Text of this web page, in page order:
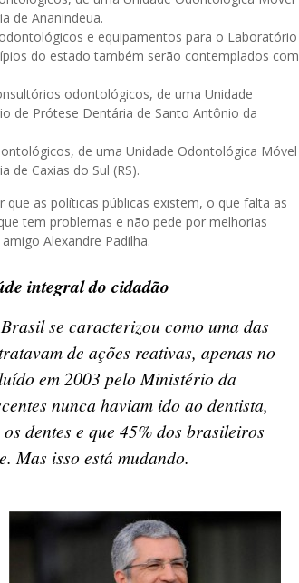
de Ananindeua.
e equipamentos para o Laboratório
do estado também serão contemplados com
odontológicos, de uma Unidade
de Prótese Dentária de Santo Antônio da
de uma Unidade Odontológica Móvel
Caxias do Sul (RS).
as políticas públicas existem, o que falta as
tem problemas e não pede por melhorias
Alexandre Padilha.
integral do cidadão
se caracterizou como uma das
de ações reativas, apenas no
em 2003 pelo Ministério da
nunca haviam ido ao dentista,
dentes e que 45% dos brasileiros
Mas isso está mudando.